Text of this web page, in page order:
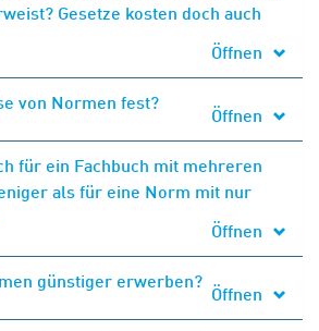
Gesetze kosten doch auch
Öffnen
von Normen fest?
Öffnen
für ein Fachbuch mit mehreren
als für eine Norm mit nur
Öffnen
günstiger erwerben?
Öffnen